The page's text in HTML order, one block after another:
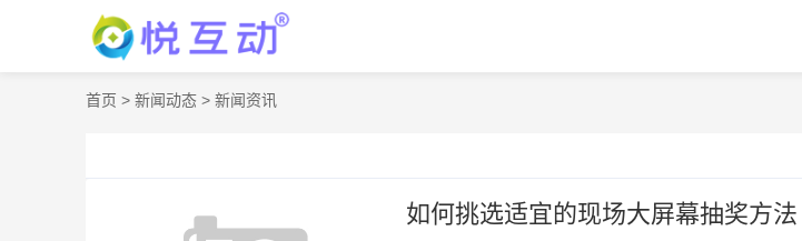
首页 > 新闻动态 > 新闻资讯
如何挑选适宜的现场大屏幕抽奖方法